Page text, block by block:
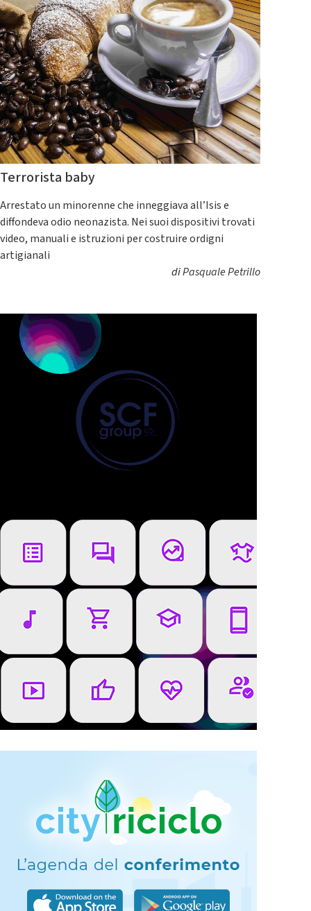
Terrorista baby
Arrestato un minorenne che inneggiava all’Isis e
diffondeva odio neonazista. Nei suoi dispositivi trovati
video, manuali e istruzioni per costruire ordigni
artigianali
diPasquale Petrillo